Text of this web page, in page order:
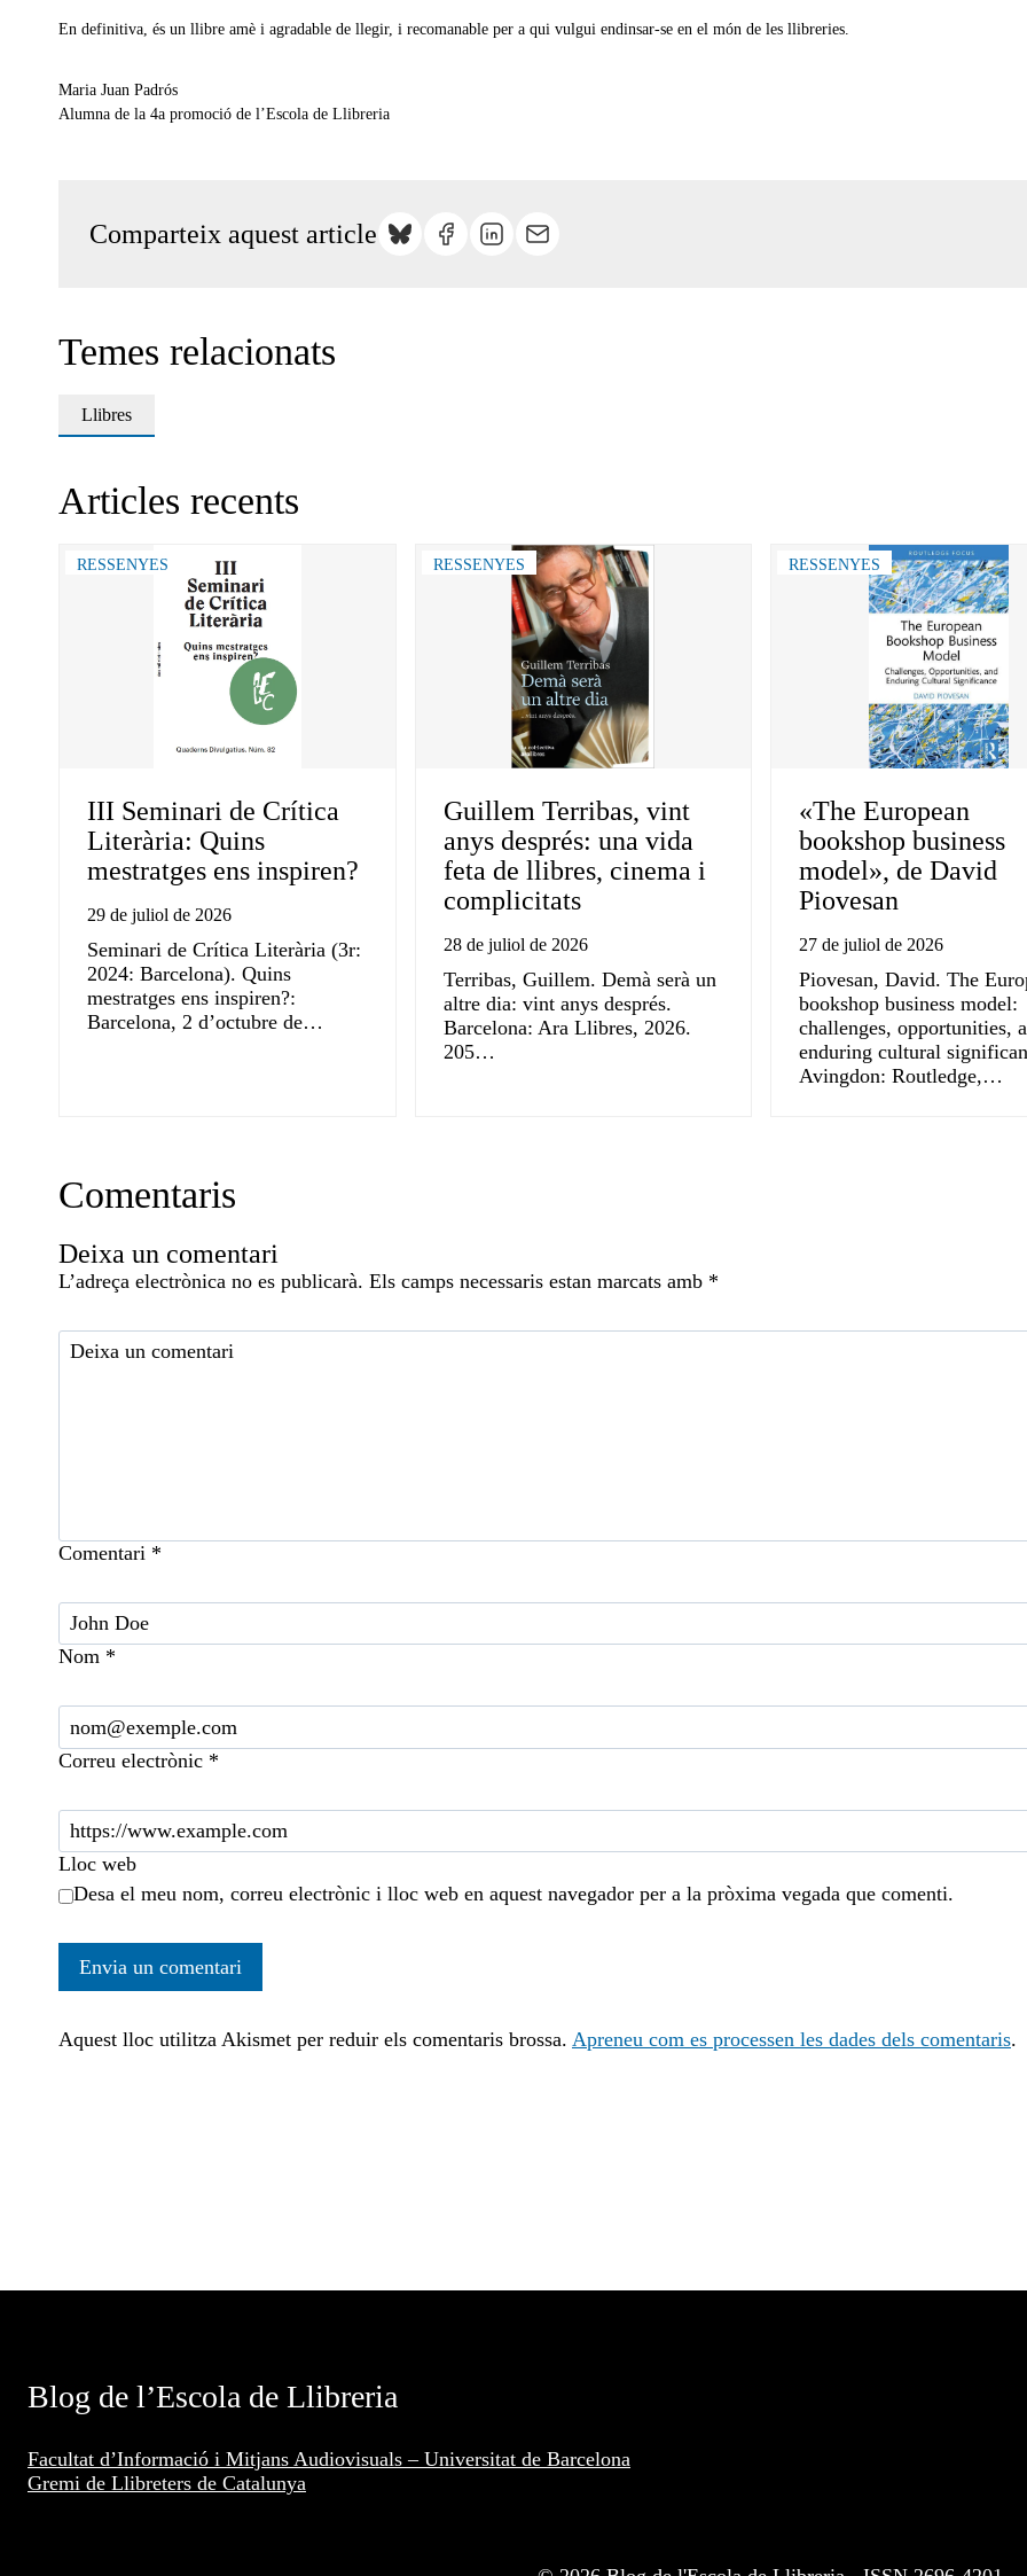
En definitiva, és un llibre amè i agradable de llegir, i recomanable per a qui vulgui endinsar-se en el món de les llibreries.
Maria Juan Padrós
Alumna de la 4a promoció de l’Escola de Llibreria
Comparteix aquest article
Temes relacionats
Llibres
Articles recents
RESSENYES
III Seminari de Crítica
Literària: Quins
mestratges ens inspiren?
29 de juliol de 2026
Seminari de Crítica Literària (3r:
2024: Barcelona). Quins
mestratges ens inspiren?:
Barcelona, 2 d’octubre de…
RESSENYES
Guillem Terribas, vint
anys després: una vida
feta de llibres, cinema i
complicitats
28 de juliol de 2026
Terribas, Guillem. Demà serà un
altre dia: vint anys després.
Barcelona: Ara Llibres, 2026.
205…
RESSENYES
«The European
bookshop business
model», de David
Piovesan
27 de juliol de 2026
Piovesan, David. The
bookshop business model:
challenges, opportunities,
enduring cultural
Avingdon: Routledge,…
Comentaris
Deixa un comentari
L’adreça electrònica no es publicarà. Els camps necessaris estan marcats amb *
Comentari *
Nom *
Correu electrònic *
Lloc web
Desa el meu nom, correu electrònic i lloc web en aquest navegador per a la pròxima vegada que comenti.
Aquest lloc utilitza Akismet per reduir els comentaris brossa. Apreneu com es processen les dades dels comentaris.
Blog de l’Escola de Llibreria
Facultat d’Informació i Mitjans Audiovisuals – Universitat de Barcelona
Gremi de Llibreters de Catalunya